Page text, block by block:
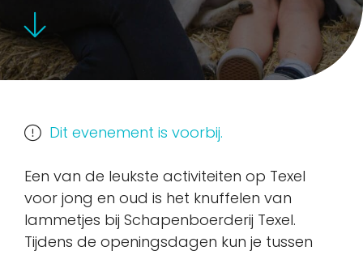
Dit evenement is voorbij.
Een van de leukste activiteiten op Texel
voor jong en oud is het knuffelen van
lammetjes bij Schapenboerderij Texel.
Tijdens de openingsdagen kun je tussen